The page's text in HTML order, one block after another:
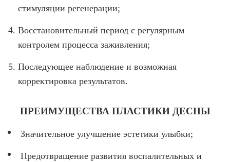
стимуляции регенерации;
Восстановительный период с регулярным
контролем процесса заживления;
Последующее наблюдение и возможная
корректировка результатов.
ПРЕИМУЩЕСТВА ПЛАСТИКИ ДЕСНЫ
Значительное улучшение эстетики улыбки;
Предотвращение развития воспалительных и